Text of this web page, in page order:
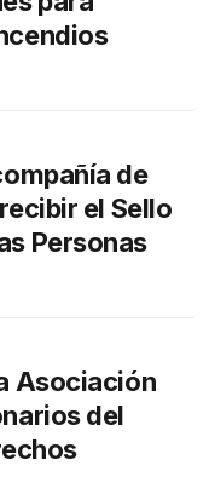
de
el Sello
Personas
Asociación
del